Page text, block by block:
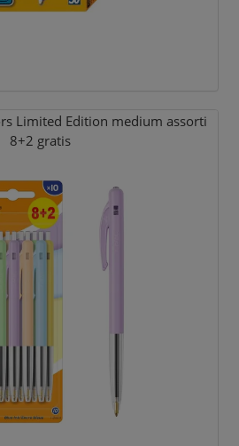
Limited Edition medium assorti
8+2 gratis